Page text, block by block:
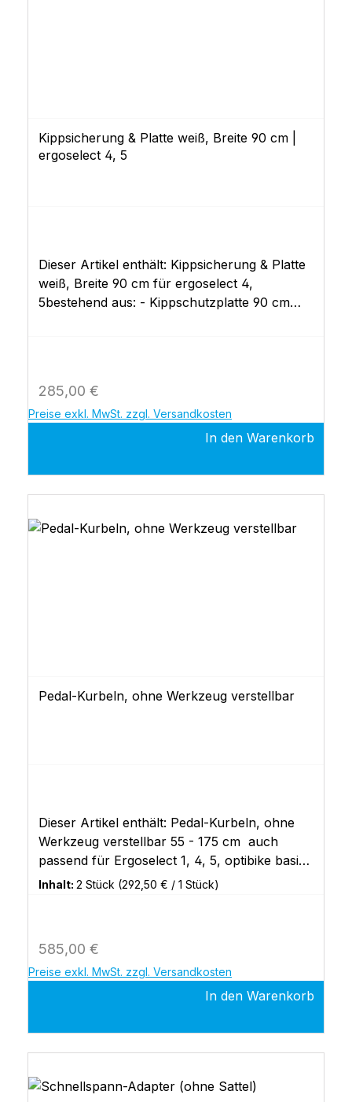
Kippsicherung & Platte weiß, Breite 90 cm |
ergoselect 4, 5
Dieser Artikel enthält: Kippsicherung & Platte
weiß, Breite 90 cm für ergoselect 4,
5bestehend aus: - Kippschutzplatte 90 cm
Regulärer Preis:
285,00 €
Preise exkl. MwSt. zzgl. Versandkosten
In den Warenkorb
Pedal-Kurbeln, ohne Werkzeug verstellbar
Dieser Artikel enthält: Pedal-Kurbeln, ohne
Werkzeug verstellbar 55 - 175 cm auch
passend für Ergoselect 1, 4, 5, optibike basic,
optibike plus
Inhalt: 2 Stück (292,50 € / 1 Stück)
Regulärer Preis:
585,00 €
Preise exkl. MwSt. zzgl. Versandkosten
In den Warenkorb